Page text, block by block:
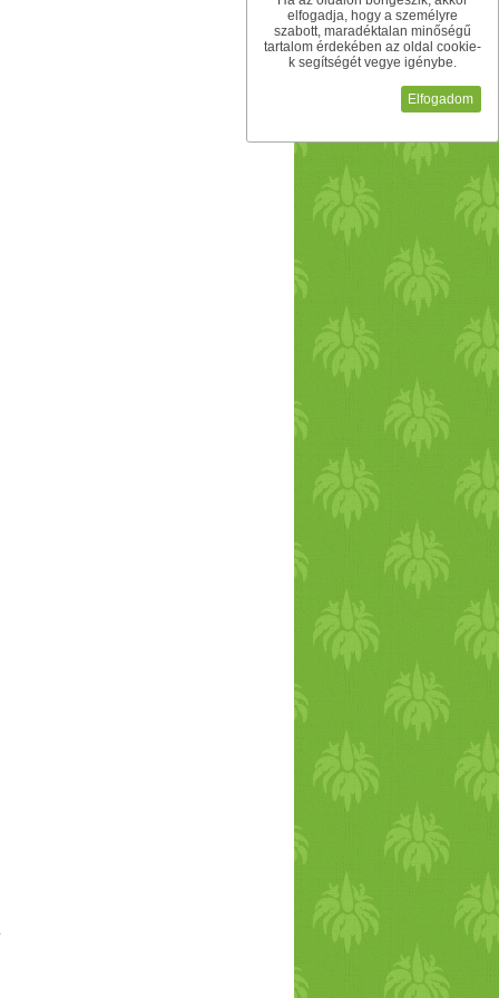
(NPPpot, az ember távollétében is aktív
által élvezett ökoszisztéma-
ökológiai költséggel jár) -, vagy még
elfogadja, hogy a személyre
szabott, maradéktalan minőségű
tartalom érdekében az oldal cookie-
k segítségét vegye igénybe.
Elfogadom